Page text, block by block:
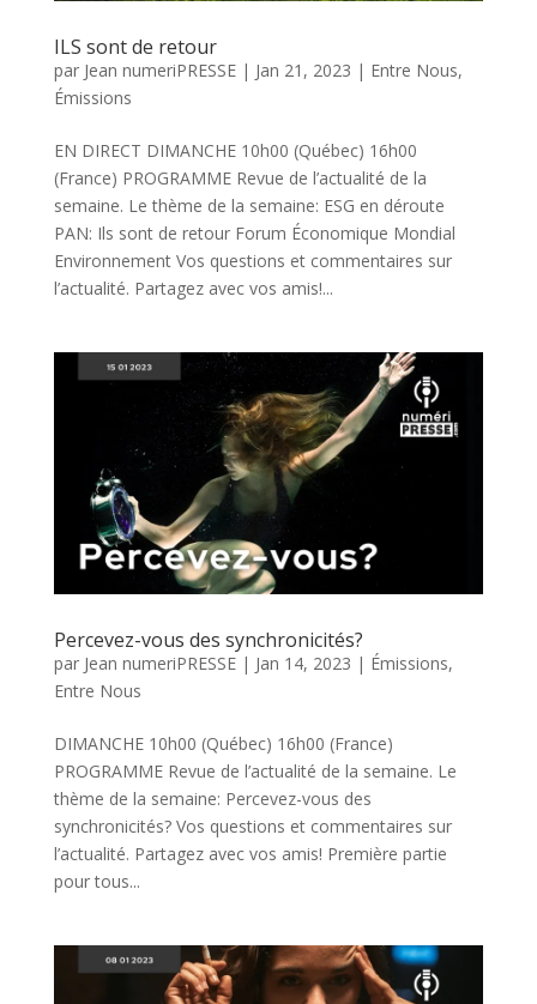
ILS sont de retour
par Jean numeriPRESSE| Jan 21, 2023 | Entre Nous,
Émissions
EN DIRECT DIMANCHE 10h00 (Québec) 16h00
(France) PROGRAMME Revue de l’actualité de la
semaine. Le thème de la semaine: ESG en déroute
PAN: Ils sont de retour Forum Économique Mondial
Environnement Vos questions et commentaires sur
l’actualité. Partagez avec vos amis!...
Percevez-vous des synchronicités?
par Jean numeriPRESSE| Jan 14, 2023 | Émissions,
Entre Nous
DIMANCHE 10h00 (Québec) 16h00 (France)
PROGRAMME Revue de l’actualité de la semaine. Le
thème de la semaine: Percevez-vous des
synchronicités? Vos questions et commentaires sur
l’actualité. Partagez avec vos amis! Première partie
pour tous...